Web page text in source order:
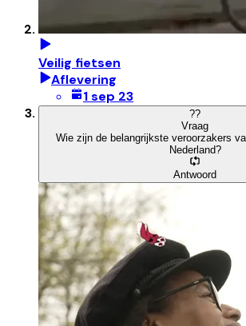
Veilig fietsen
Aflevering
1 sep 23
??
Vraag
Wie zijn de belangrijkste veroorzakers
Nederland?
Antwoord